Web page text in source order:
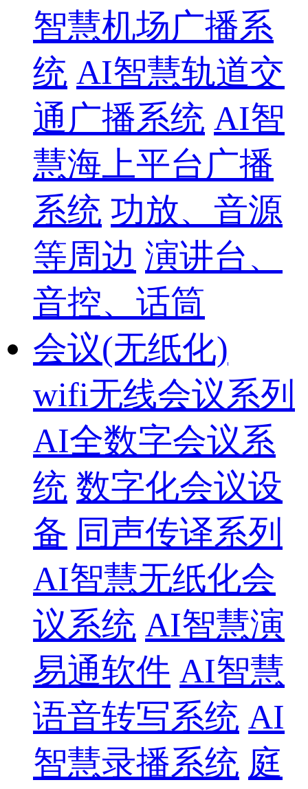
智慧机场广播系
统 AI智慧轨道交
通广播系统 AI智
慧海上平台广播
系统 功放、音源
等周边 演讲台、
音控、话筒
会议(无纸化)
wifi无线会议系列
AI全数字会议系
统 数字化会议设
备 同声传译系列
AI智慧无纸化会
议系统 AI智慧演
易通软件 AI智慧
语音转写系统 AI
智慧录播系统 庭